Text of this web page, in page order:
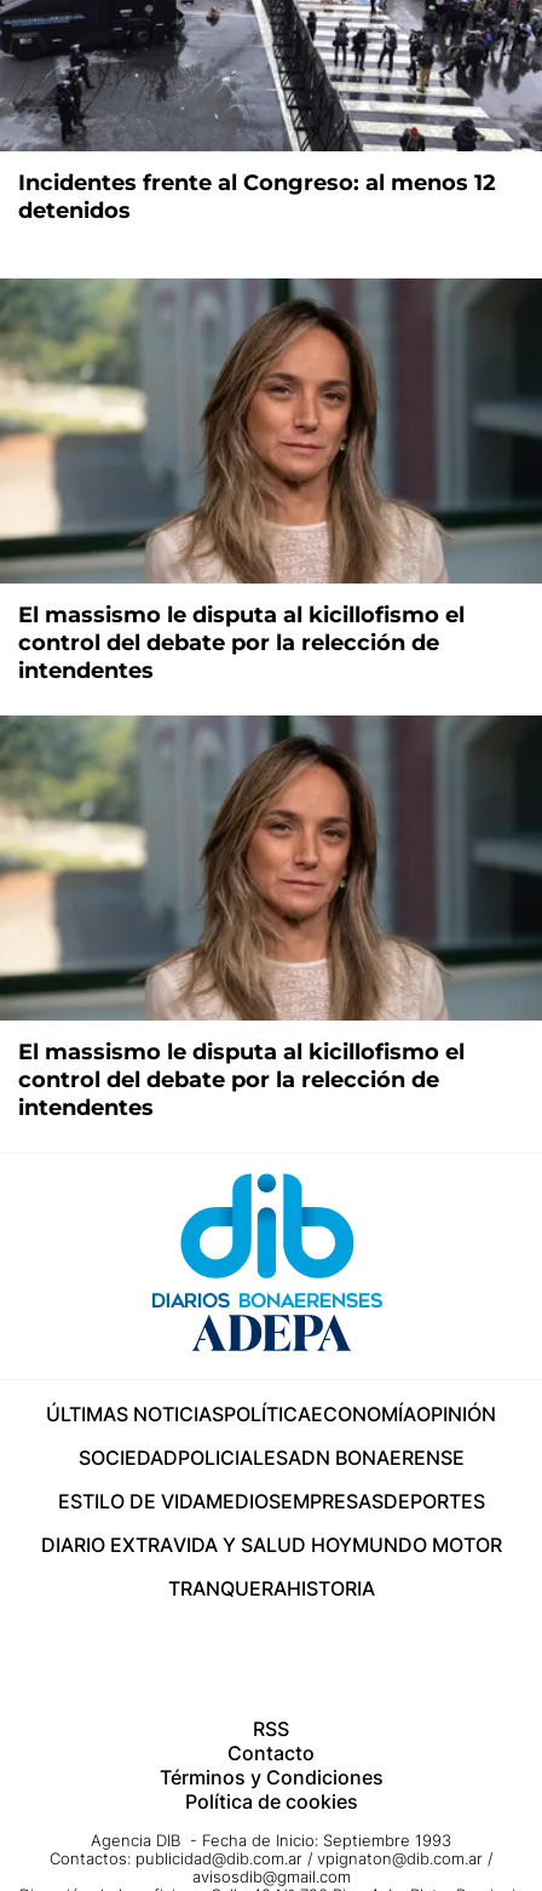
Incidentes frente al Congreso: al menos 12
detenidos
El massismo le disputa al kicillofismo el
control del debate por la relección de
intendentes
El massismo le disputa al kicillofismo el
control del debate por la relección de
intendentes
ÚLTIMAS NOTICIASPOLÍTICAECONOMÍAOPINIÓN
SOCIEDADPOLICIALESADN BONAERENSE
ESTILO DE VIDAMEDIOSEMPRESASDEPORTES
DIARIO EXTRAVIDA Y SALUD HOYMUNDO MOTOR
TRANQUERAHISTORIA
RSS
Contacto
Términos y Condiciones
Política de cookies
Agencia DIB - Fecha de Inicio: Septiembre 1993
Contactos: publicidad@dib.com.ar / vpignaton@dib.com.ar /
avisosdib@gmail.com